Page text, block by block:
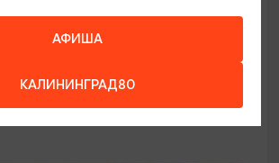
на органе
Калининградская областная
АФИША
КАЛИНИНГРАД80